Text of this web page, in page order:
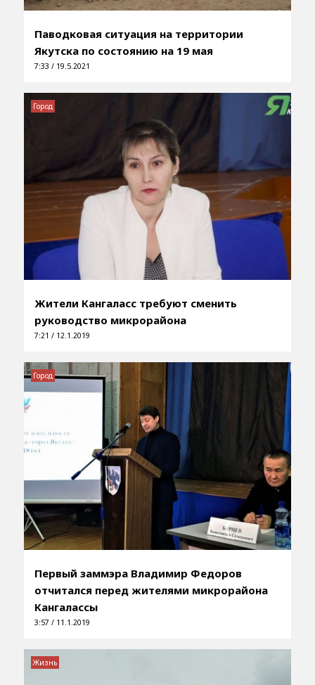
Паводковая ситуация на территории
Якутска по состоянию на 19 мая
7:33 / 19.5.2021
Жители Кангаласс требуют сменить
руководство микрорайона
7:21 / 12.1.2019
Город
Первый заммэра Владимир Федоров
отчитался перед жителями микрорайона
Кангалассы
3:57 / 11.1.2019
Город
Жизнь